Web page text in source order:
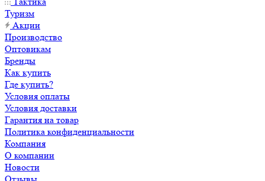
Туризм
Акции
Производство
Оптовикам
Бренды
Как купить
Где купить?
Условия оплаты
Условия доставки
Гарантия на товар
Политика конфиденциальности
Компания
О компании
Новости